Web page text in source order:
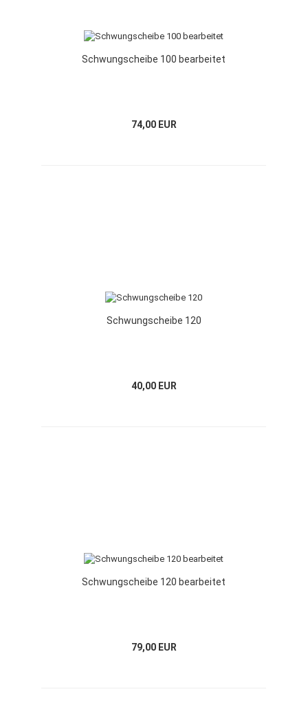
Schwungscheibe 100 bearbeitet
74,00 EUR
Schwungscheibe 120
40,00 EUR
Schwungscheibe 120 bearbeitet
79,00 EUR